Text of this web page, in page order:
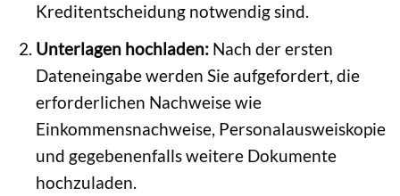
Kreditentscheidung notwendig sind.
Unterlagen hochladen:Nach der ersten
Dateneingabe werden Sie aufgefordert, die
erforderlichen Nachweise wie
Einkommensnachweise, Personalausweiskopie
und gegebenenfalls weitere Dokumente
hochzuladen.